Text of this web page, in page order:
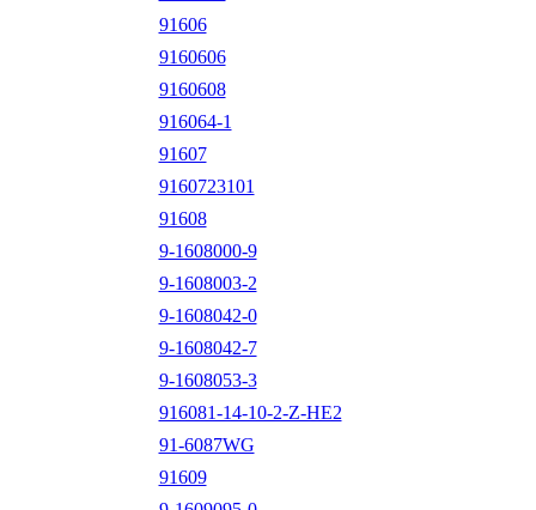
91606
9160606
9160608
916064-1
91607
9160723101
91608
9-1608000-9
9-1608003-2
9-1608042-0
9-1608042-7
9-1608053-3
916081-14-10-2-Z-HE2
91-6087WG
91609